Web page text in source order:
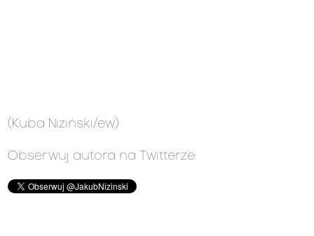
(Kuba Niziński/ew)
Obserwuj autora na Twitterze: